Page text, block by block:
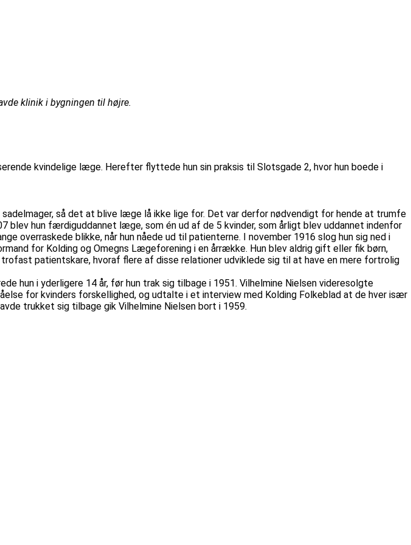
klinik i bygningen til højre.
kvindelige læge. Herefter flyttede hun sin praksis til Slotsgade 2, hvor hun boede i
så det at blive læge lå ikke lige for. Det var derfor nødvendigt for hende at trumfe
blev hun færdiguddannet læge, som én ud af de 5 kvinder, som årligt blev uddannet indenfor
overraskede blikke, når hun nåede ud til patienterne. I november 1916 slog hun sig ned i
for Kolding og Omegns Lægeforening i en årrække. Hun blev aldrig gift eller fik børn,
patientskare, hvoraf flere af disse relationer udviklede sig til at have en mere fortrolig
hun i yderligere 14 år, før hun trak sig tilbage i 1951. Vilhelmine Nielsen videresolgte
for kvinders forskellighed, og udtalte i et interview med Kolding Folkeblad at de hver især
trukket sig tilbage gik Vilhelmine Nielsen bort i 1959.